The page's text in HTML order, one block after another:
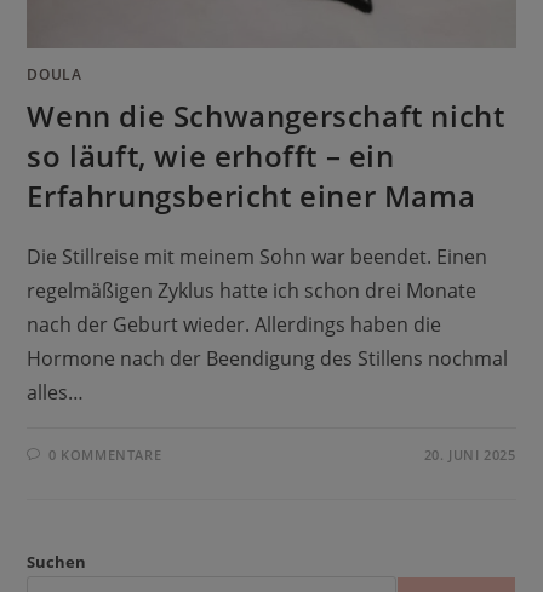
DOULA
Wenn die Schwangerschaft nicht
so läuft, wie erhofft – ein
Erfahrungsbericht einer Mama
Die Stillreise mit meinem Sohn war beendet. Einen
regelmäßigen Zyklus hatte ich schon drei Monate
nach der Geburt wieder. Allerdings haben die
Hormone nach der Beendigung des Stillens nochmal
alles…
0 KOMMENTARE 20. JUNI 2025
Suchen